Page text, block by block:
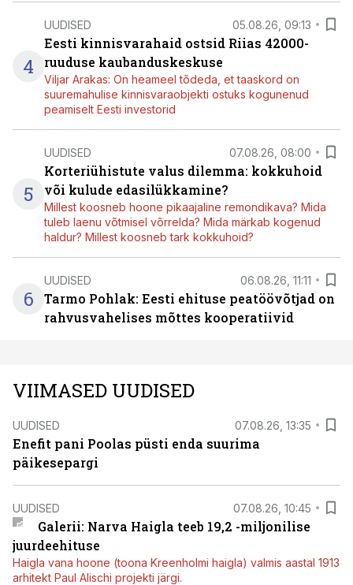
4
UUDISED 05.08.26, 09:13
Eesti kinnisvarahaid ostsid Riias 42000-
ruuduse kaubanduskeskuse
Viljar Arakas: On heameel tõdeda, et taaskord on
suuremahulise kinnisvaraobjekti ostuks kogunenud
peamiselt Eesti investorid
5
UUDISED 07.08.26, 08:00
Korteriühistute valus dilemma: kokkuhoid
või kulude edasilükkamine?
Millest koosneb hoone pikaajaline remondikava? Mida
tuleb laenu võtmisel võrrelda? Mida märkab kogenud
haldur? Millest koosneb tark kokkuhoid?
6
UUDISED 06.08.26, 11:11
Tarmo Pohlak: Eesti ehituse peatöövõtjad on
rahvusvahelises mõttes kooperatiivid
VIIMASED UUDISED
UUDISED 07.08.26, 13:35
Enefit pani Poolas püsti enda suurima
päikesepargi
UUDISED 07.08.26, 10:45
Galerii: Narva Haigla teeb 19,2 -miljonilise
juurdeehituse
Haigla vana hoone (toona Kreenholmi haigla) valmis aastal 1913
arhitekt Paul Alischi projekti järgi.